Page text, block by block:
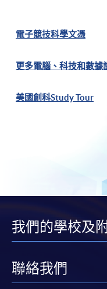
電子競技科學文憑
更多電腦、科技和數據
美國創科Study Tour
我們的學校及
聯絡我們